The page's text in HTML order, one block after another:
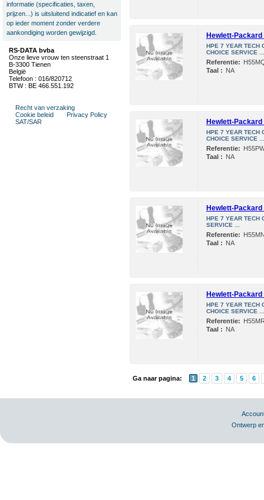
informatie (specificaties, taxen,
prijzen...) is uitsluitend indicatief en kan
op ieder moment zonder verdere
aankondiging worden gewijzigd.
RS-DATA bvba
Onze lieve vrouw ten steenstraat 1
B-3300 Tienen
België
Telefoon : 016/820712
BTW : BE 466.551.192
Recht van verzaking
Cookie beleid
Privacy Policy
SAT/SAR
Hewlett-
HPE 7 YEAR TECH
CHOICE SERVICE ...
Referentie:
Taal : NA
Hewlett-
HPE 7 YEAR TECH
CHOICE SERVICE ...
Referentie:
Taal : NA
Hewlett-
HPE 7 YEAR TECH
SERVICE ...
Referentie:
Taal : NA
Hewlett-
HPE 7 YEAR TECH
CHOICE SERVICE ...
Referentie:
Taal : NA
Ga naar pagina: 1 2 3 4 5 6
Ontwerp